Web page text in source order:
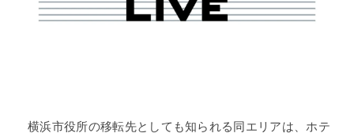
横浜市役所の移転先としても知られる同エリアは、ホテ